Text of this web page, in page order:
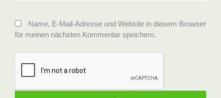
Name, E-Mail-Adresse und Website in diesem Browser
für meinen nächsten Kommentar speichern.